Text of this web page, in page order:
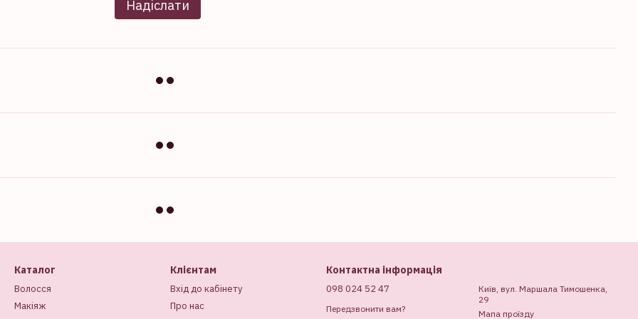
Надіслати
Каталог
Волосся
Макіяж
Клієнтам
Вхід до кабінету
Про нас
Контактна інформація
098 024 52 47
Передзвонити вам?
Київ, вул. Маршала Тимошенка,
29
Мапа проїзду